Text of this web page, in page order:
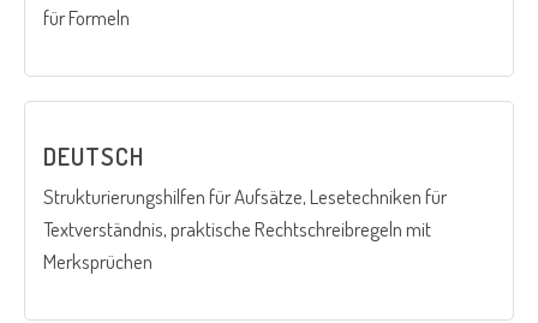
für Formeln
DEUTSCH
Strukturierungshilfen für Aufsätze, Lesetechniken für
Textverständnis, praktische Rechtschreibregeln mit
Merksprüchen